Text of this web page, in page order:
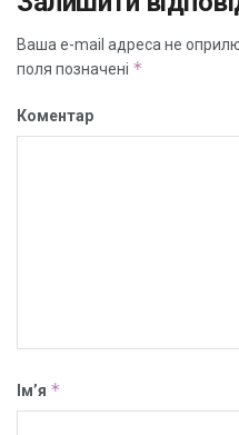
Ваша e-mail адреса не
поля позначені *
Коментар
Ім’я *